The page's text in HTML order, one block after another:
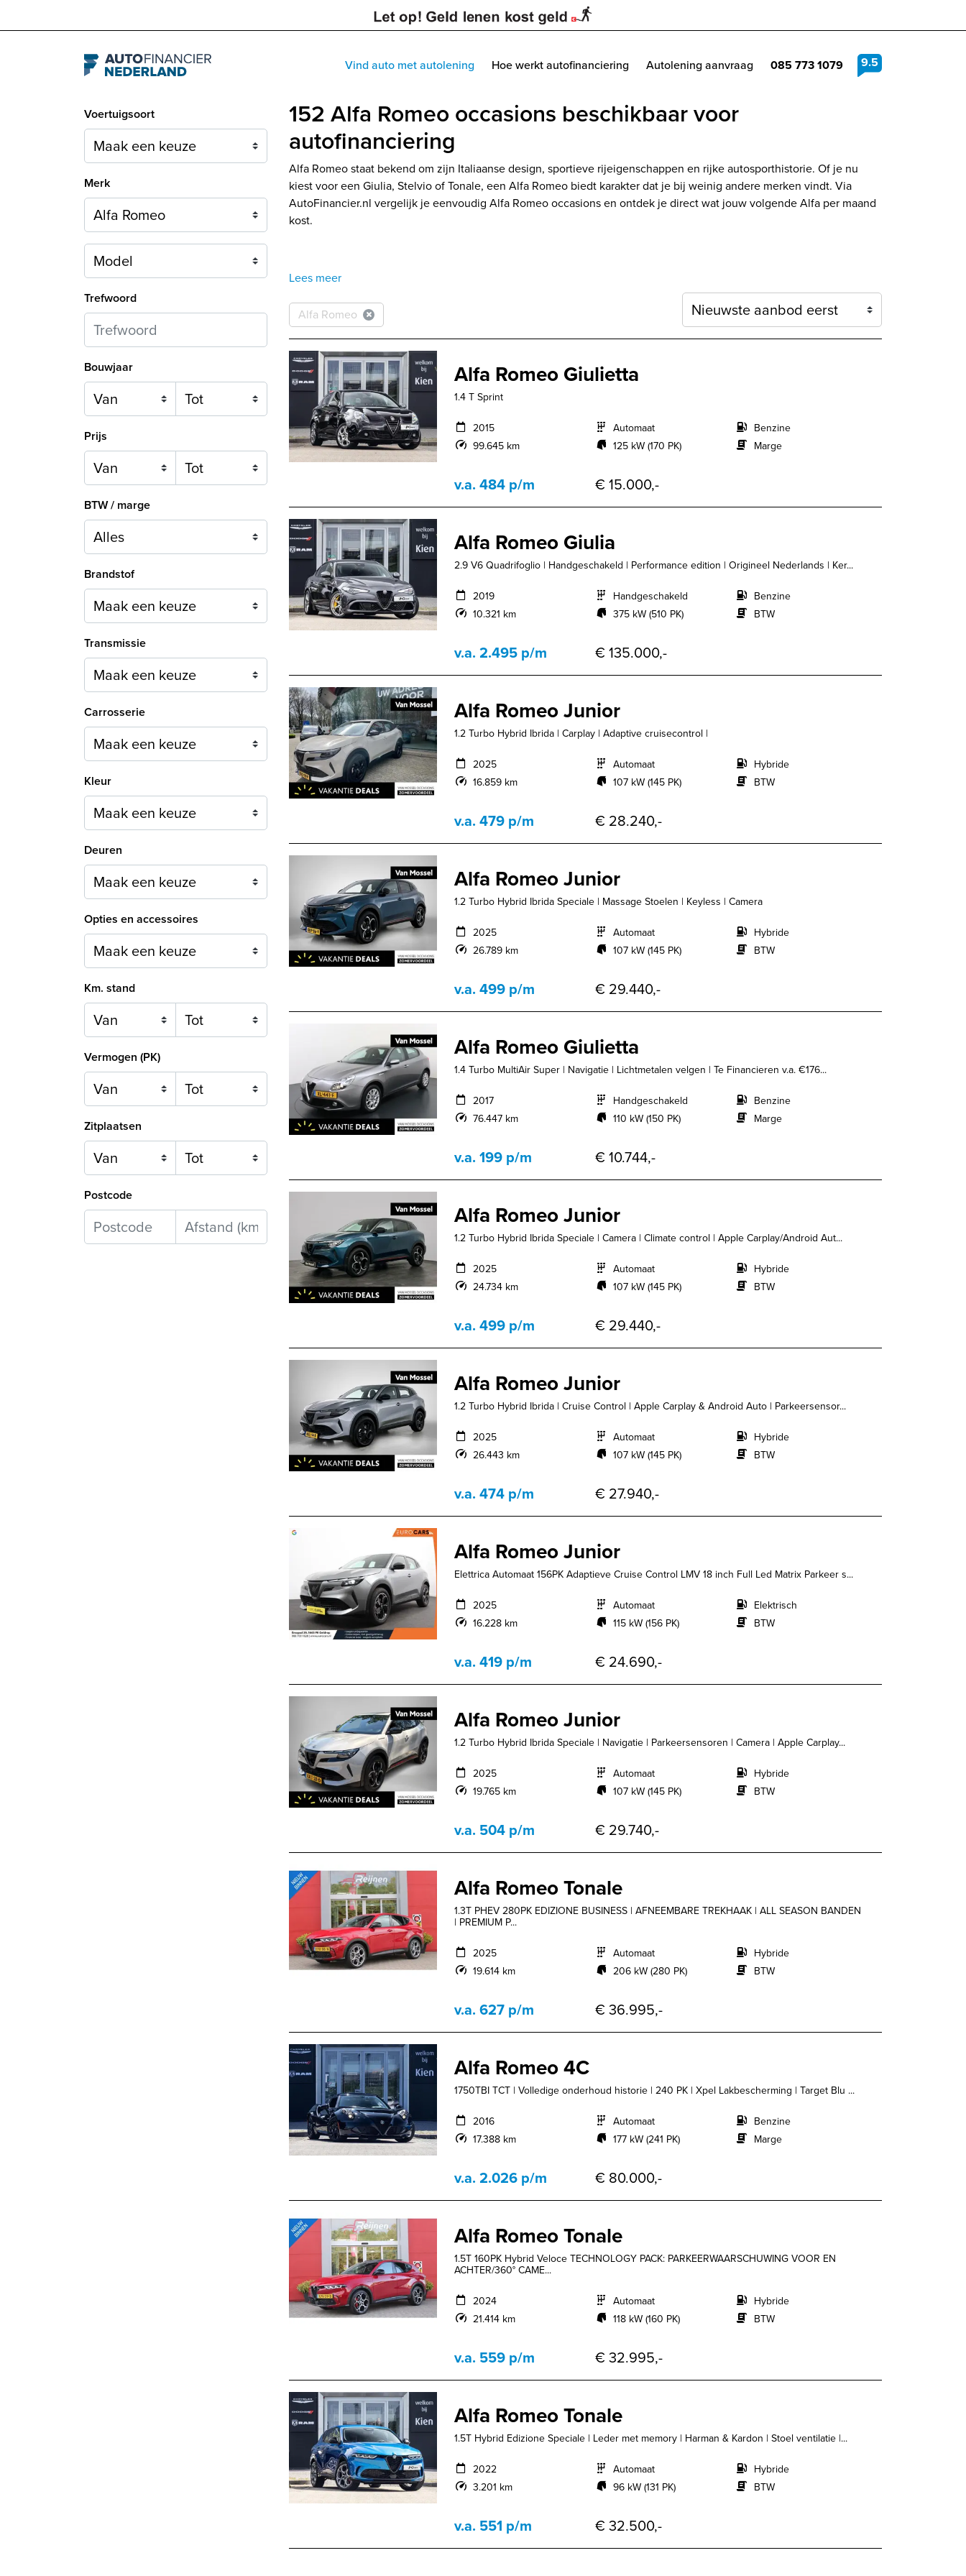
Navigation 9.5
Vind auto met autolening Hoe werkt autofinanciering Autolening aanvraag 085 773 1079
Voertuigsoort
Merk
Model
Trefwoord
Bouwjaar
Prijs
BTW / marge
Brandstof
Maak een keuze
Transmissie
Carrosserie
Maak een keuze
Kleur
Maak een keuze
Deuren
Maak een keuze
Opties en accessoires
Maak een keuze
Km. stand
Vermogen (PK)
Zitplaatsen
Postcode
152 Alfa Romeo occasions beschikbaar voor
autofinanciering
Alfa Romeo staat bekend om zijn Italiaanse design, sportieve rijeigenschappen en rijke autosporthistorie. Of je nu
kiest voor een Giulia, Stelvio of Tonale, een Alfa Romeo biedt karakter dat je bij weinig andere merken vindt. Via
AutoFinancier.nl vergelijk je eenvoudig Alfa Romeo occasions en ontdek je direct wat jouw volgende Alfa per maand
kost.
Lees meer
Alfa Romeo
Sortering
Alfa Romeo Giulietta
1.4 T Sprint
2015
99.645 km
Automaat
125 kW (170 PK)
Benzine
Marge
v.a. 484 p/m € 15.000,-
Alfa Romeo Giulia
2.9 V6 Quadrifoglio | Handgeschakeld | Performance edition | Origineel Nederlands | Ker...
2019
10.321 km
Handgeschakeld
375 kW (510 PK)
Benzine
BTW
v.a. 2.495 p/m € 135.000,-
Alfa Romeo Junior
1.2 Turbo Hybrid Ibrida | Carplay | Adaptive cruisecontrol |
2025
16.859 km
Automaat
107 kW (145 PK)
Hybride
BTW
v.a. 479 p/m € 28.240,-
Alfa Romeo Junior
1.2 Turbo Hybrid Ibrida Speciale | Massage Stoelen | Keyless | Camera
2025
26.789 km
Automaat
107 kW (145 PK)
Hybride
BTW
v.a. 499 p/m € 29.440,-
Alfa Romeo Giulietta
1.4 Turbo MultiAir Super | Navigatie | Lichtmetalen velgen | Te Financieren v.a. €176...
2017
76.447 km
Handgeschakeld
110 kW (150 PK)
Benzine
Marge
v.a. 199 p/m € 10.744,-
Alfa Romeo Junior
1.2 Turbo Hybrid Ibrida Speciale | Camera | Climate control | Apple Carplay/Android Aut...
2025
24.734 km
Automaat
107 kW (145 PK)
Hybride
BTW
v.a. 499 p/m € 29.440,-
Alfa Romeo Junior
1.2 Turbo Hybrid Ibrida | Cruise Control | Apple Carplay & Android Auto | Parkeersensor...
2025
26.443 km
Automaat
107 kW (145 PK)
Hybride
BTW
v.a. 474 p/m € 27.940,-
Alfa Romeo Junior
Elettrica Automaat 156PK Adaptieve Cruise Control LMV 18 inch Full Led Matrix Parkeer s...
2025
16.228 km
Automaat
115 kW (156 PK)
Elektrisch
BTW
v.a. 419 p/m € 24.690,-
Alfa Romeo Junior
1.2 Turbo Hybrid Ibrida Speciale | Navigatie | Parkeersensoren | Camera | Apple Carplay...
2025
19.765 km
Automaat
107 kW (145 PK)
Hybride
BTW
v.a. 504 p/m € 29.740,-
Alfa Romeo Tonale
1.3T PHEV 280PK EDIZIONE BUSINESS | AFNEEMBARE TREKHAAK | ALL SEASON BANDEN
| PREMIUM P...
2025
19.614 km
Automaat
206 kW (280 PK)
Hybride
BTW
v.a. 627 p/m € 36.995,-
Alfa Romeo 4C
1750TBI TCT | Volledige onderhoud historie | 240 PK | Xpel Lakbescherming | Target Blu ...
2016
17.388 km
Automaat
177 kW (241 PK)
Benzine
Marge
v.a. 2.026 p/m € 80.000,-
Alfa Romeo Tonale
1.5T 160PK Hybrid Veloce TECHNOLOGY PACK: PARKEERWAARSCHUWING VOOR EN
ACHTER/360° CAME...
2024
21.414 km
Automaat
118 kW (160 PK)
Hybride
BTW
v.a. 559 p/m € 32.995,-
Alfa Romeo Tonale
1.5T Hybrid Edizione Speciale | Leder met memory | Harman & Kardon | Stoel ventilatie |...
2022
3.201 km
Automaat
96 kW (131 PK)
Hybride
BTW
v.a. 551 p/m € 32.500,-